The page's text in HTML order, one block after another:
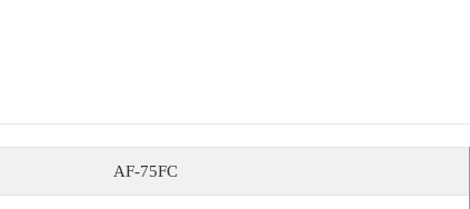
AF-75FC